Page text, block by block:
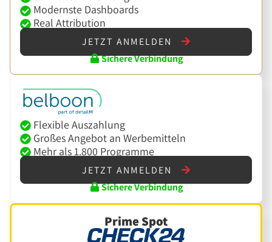
Modernste Dashboards
Real Attribution
JETZT ANMELDEN
Sichere Verbindung
Flexible Auszahlung
Großes Angebot an Werbemitteln
Mehr als 1.800 Programme
JETZT ANMELDEN
Sichere Verbindung
Prime Spot